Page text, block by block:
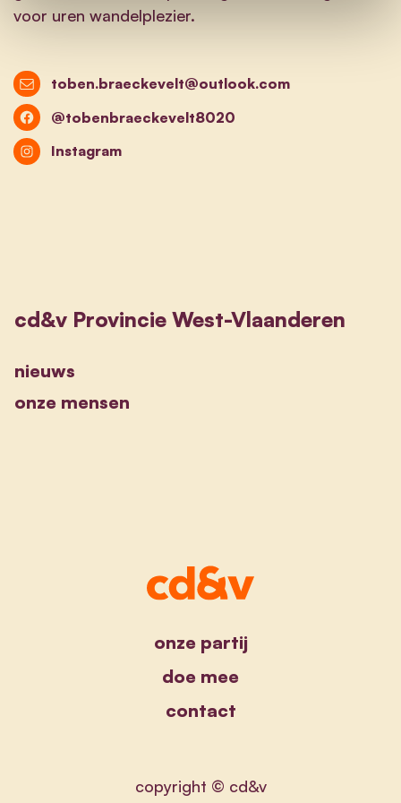
voor uren wandelplezier.
toben.braeckevelt@outlook.com
@tobenbraeckevelt8020
Instagram
cd&v Provincie West-Vlaanderen
nieuws
onze mensen
onze partij
doe mee
contact
copyright © cd&v